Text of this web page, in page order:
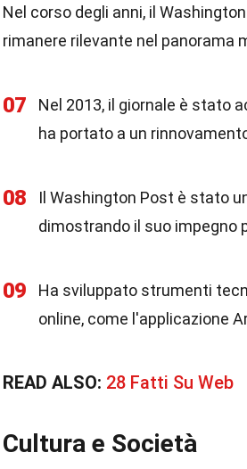
Nel corso degli anni, il
rimanere rilevante nel panorama
07 Nel 2013, il giornale è stato
ha portato a un
08
Il Washington Post è stato
dimostrando il suo impegno
09
Ha sviluppato strumenti
online, come l'applicazione
READ ALSO: 28 Fatti Su Web
Cultura e Società